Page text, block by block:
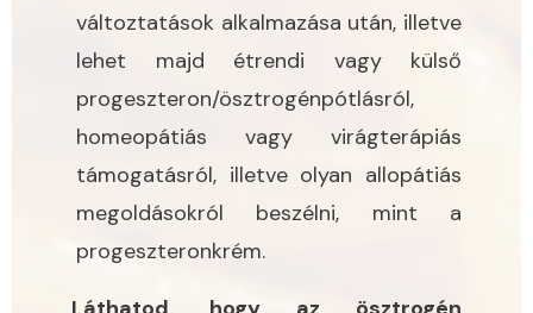
változtatások alkalmazása után, illetve
lehet majd étrendi vagy külső
progeszteron/ösztrogénpótlásról,
homeopátiás vagy virágterápiás
támogatásról, illetve olyan allopátiás
megoldásokról beszélni, mint a
progeszteronkrém.